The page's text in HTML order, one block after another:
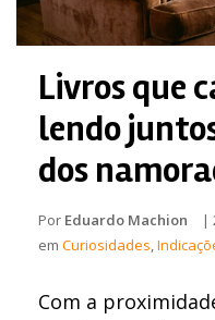
Livros que
lendo
dos
Por Eduardo Machion |
em Curiosidades,
Com a